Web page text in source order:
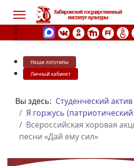
Наши логотипы
Личный кабинет
Вы здесь: Студенческий актив
Я горжусь
Всероссийская хоровая
песни «Дай ему сил»